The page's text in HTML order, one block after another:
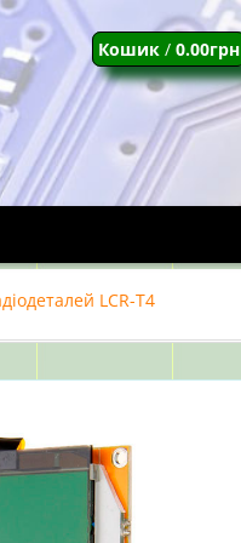
Кошик / 0.00грн
LCR-T4